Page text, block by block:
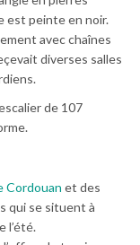
est peinte en noir.
avec chaînes
diverses salles
de 107
Cordouan et des
qui se situent à
l’été.